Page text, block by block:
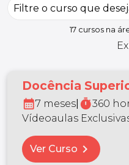
17 cursos na
Docência
calendar_month7 meses timer360
Vídeoaulas
Ver Curso chevron_right